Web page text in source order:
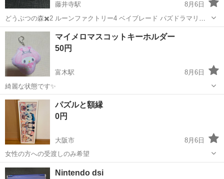
藤井寺駅
8月6日
どうぶつの森✖️2 ルーンファクトリー4 ベイブレード パズドラマリオ
ポケモンサン ポケモンX マリオオリンピック 全てセットです^ ^
大阪 羽曳野市 ポータブルゲーム
マイメロマスコットキーホルダー
50円
富木駅
8月6日
綺麗な状態です✨️
大阪 高石市 富木駅 おもちゃ
パズルと額縁
0円
大阪市
8月6日
女性の方への受渡しのみ希望
大阪 大阪市
Nintendo dsi